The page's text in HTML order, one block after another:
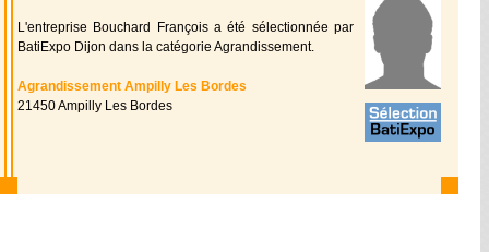
L'entreprise Bouchard François a été sélectionnée par
BatiExpo Dijon dans la catégorie Agrandissement.
Agrandissement Ampilly Les Bordes
21450 Ampilly Les Bordes